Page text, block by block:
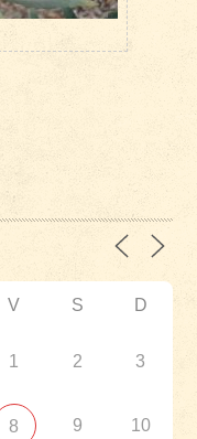
V S D
1 2 3
8 9 10